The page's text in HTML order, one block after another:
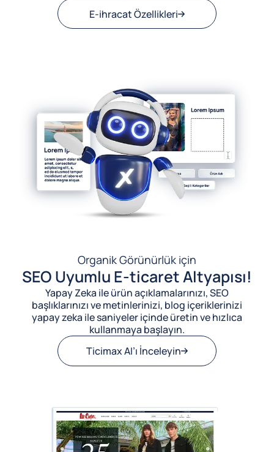
E-ihracat Özellikleri
Organik Görünürlük için
SEO Uyumlu E-ticaret Altyapısı!
Yapay Zeka ile ürün açıklamalarınızı, SEO
başlıklarınızı ve metinlerinizi, blog içeriklerinizi
yapay zeka ile saniyeler içinde üretin ve hızlıca
kullanmaya başlayın.
Ticimax AI’ı İnceleyin